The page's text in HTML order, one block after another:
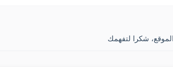
شكرا لتفهمك